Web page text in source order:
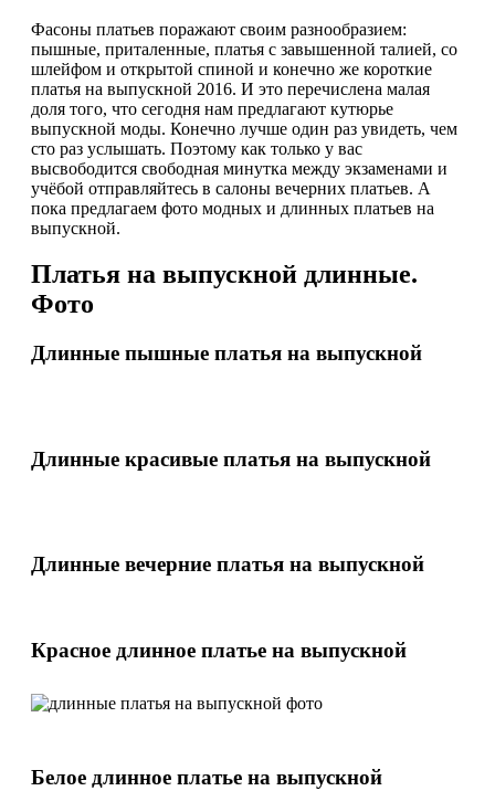
Фасоны платьев поражают своим разнообразием:
пышные, приталенные, платья с завышенной талией, со
шлейфом и открытой спиной и конечно же короткие
платья на выпускной 2016. И это перечислена малая
доля того, что сегодня нам предлагают кутюрье
выпускной моды. Конечно лучше один раз увидеть, чем
сто раз услышать. Поэтому как только у вас
высвободится свободная минутка между экзаменами и
учёбой отправляйтесь в салоны вечерних платьев. А
пока предлагаем фото модных и длинных платьев на
выпускной.
Платья на выпускной длинные.
Фото
Длинные пышные платья на выпускной
Длинные красивые платья на выпускной
Длинные вечерние платья на выпускной
Красное длинное платье на выпускной
Белое длинное платье на выпускной